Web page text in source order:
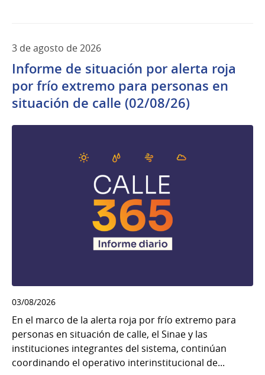
3 de agosto de 2026
Informe de situación por alerta roja
por frío extremo para personas en
situación de calle (02/08/26)
03/08/2026
En el marco de la alerta roja por frío extremo para
personas en situación de calle, el Sinae y las
instituciones integrantes del sistema, continúan
coordinando el operativo interinstitucional de...